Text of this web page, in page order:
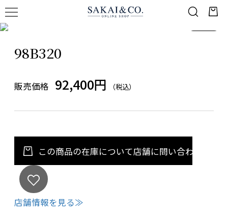
98B320
販売価格 92,400円 （税込）
この商品の在庫について店舗に問い合わせる
店舗情報を見る≫